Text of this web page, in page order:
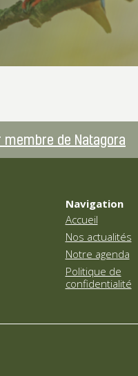
membre de Natagora
Navigation
Accueil
Nos actualités
Notre agenda
Politique de
confidentialité